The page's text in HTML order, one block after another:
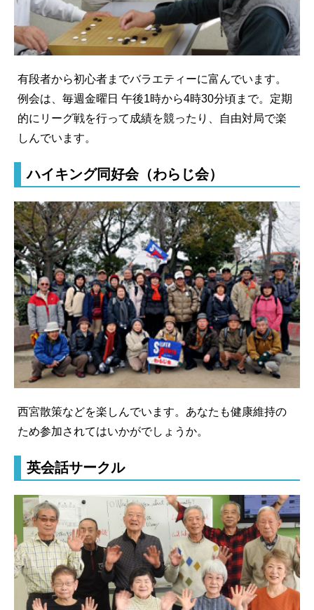
有段者から初心者までバラエティーに富んでいます。
例会は、毎週金曜日 午後1時から4時30分頃まで。定期
的にリーグ戦を行って成績を競ったり、自由対局で楽
しんでいます。
ハイキング同好会（わらじ会）
西宮散策などを楽しんでいます。あなたも健康維持の
ため参加されてはいかがでしょうか。
英会話サークル